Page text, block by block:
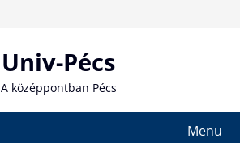
Univ-Pécs
A középpontban Pécs
Menu